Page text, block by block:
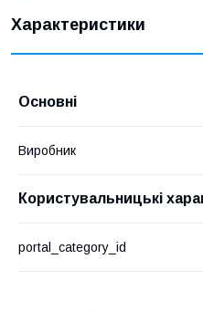
Характеристики
Основні
Виробник
Користувальницькі
portal_category_id